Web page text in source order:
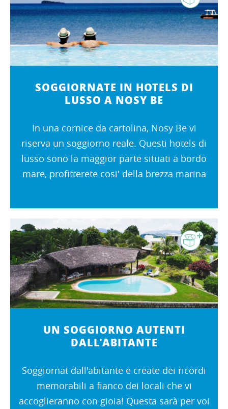
SOGGIORNATE IN HOTELS DI
LUSSO A NOSY BE
In una cornice da cartolina, Nosy Be vi
riserva un soggiorno reale. Questi hotels di
lusso sono la maggior parte situati a bordo
mare, profitterete cosi' della brezza marina
UN SOGGIORNO AUTENTI
DALL'ABITANTE
Soggiornat dall'abitante e create dei ricordi
memorabili a fianco dei locali che vi
accoglieranno con gioia! Questa sarà per voi